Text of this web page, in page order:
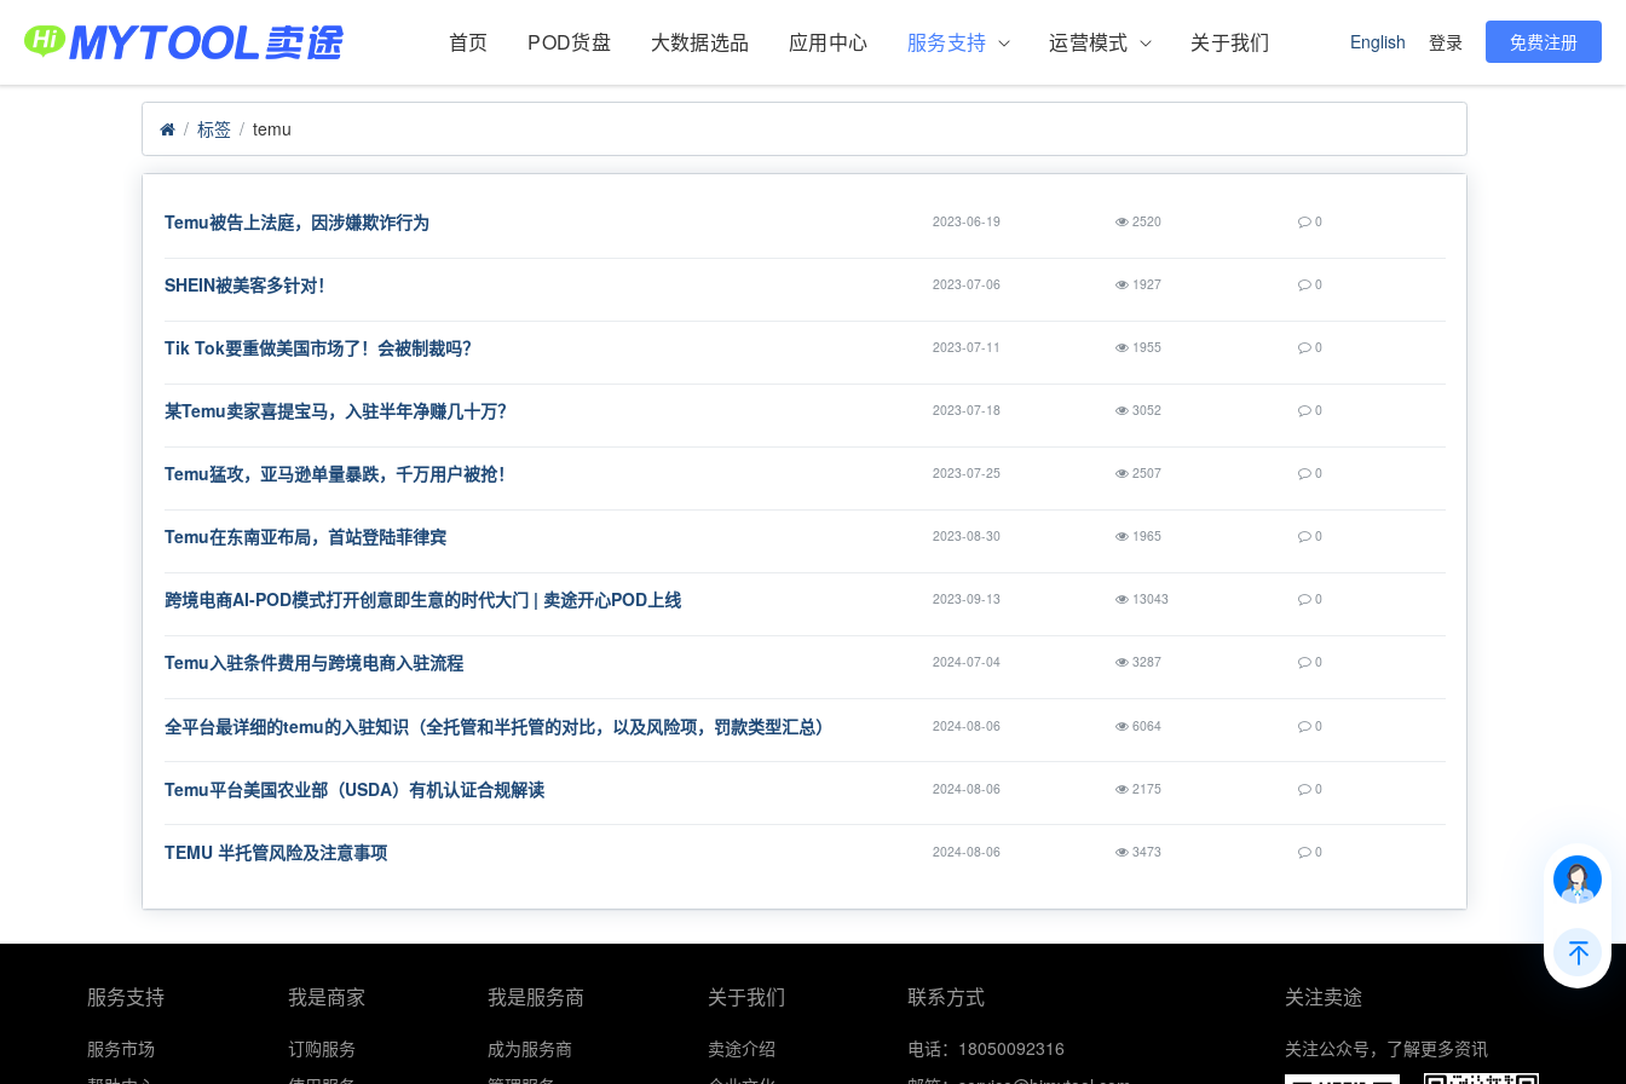
首页 POD货盘 大数据选品 应用中心 服务支持 运营模式 关于我们 English 登录 免费注册
标签 temu
Temu被告上法庭，因涉嫌欺诈行为 2023-06-19 2520 0
SHEIN被美客多针对！ 2023-07-06 1927 0
Tik Tok要重做美国市场了！会被制裁吗？ 2023-07-11 1955 0
某Temu卖家喜提宝马，入驻半年净赚几十万？ 2023-07-18 3052 0
Temu猛攻，亚马逊单量暴跌，千万用户被抢！ 2023-07-25 2507 0
Temu在东南亚布局，首站登陆菲律宾 2023-08-30 1965 0
跨境电商AI-POD模式打开创意即生意的时代大门 | 卖途开心POD上线 2023-09-13 13043 0
Temu入驻条件费用与跨境电商入驻流程 2024-07-04 3287 0
全平台最详细的temu的入驻知识（全托管和半托管的对比，以及风险项，罚款类型汇总） 2024-08-06 6064 0
Temu平台美国农业部（USDA）有机认证合规解读 2024-08-06 2175 0
TEMU 半托管风险及注意事项 2024-08-06 3473 0
服务支持
服务市场
我是商家
订购服务
我是服务商
成为服务商
关于我们
卖途介绍
联系方式
电话：18050092316
关注卖途
关注公众号，了解更多资讯